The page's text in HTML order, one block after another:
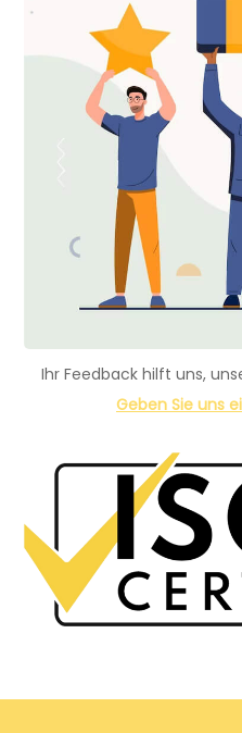
Ihr Feedback hilft uns,
Geben Sie uns